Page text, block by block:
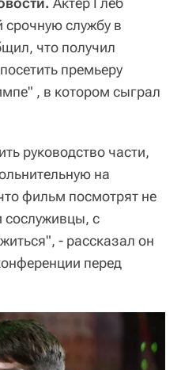
службу в
что получил
премьеру
, в котором сыграл
руководство части,
на
фильм посмотрят не
сослуживцы, с
- рассказал он
перед